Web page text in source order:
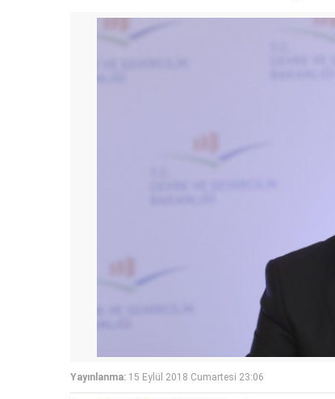
Yayınlanma: 15 Eylül 2018 Cumartesi 23:06